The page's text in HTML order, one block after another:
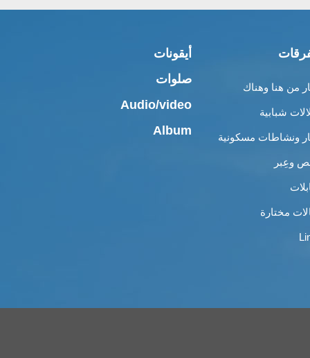
من هنا وهناك
شبابية
ونشاطات مسكونية
وعِبر
مختارة
أيقونات
صلوات
Audio/video
Album